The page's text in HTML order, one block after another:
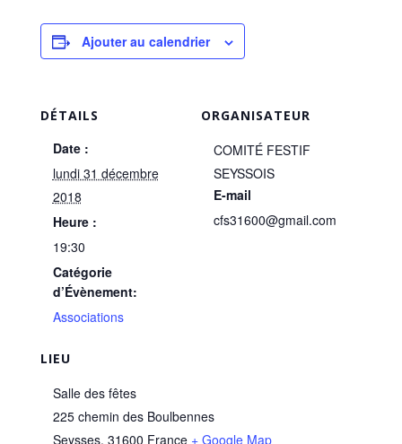
Ajouter au calendrier
DÉTAILS
Date :
lundi 31 décembre
2018
Heure :
19:30
Catégorie
d’Évènement:
Associations
LIEU
Salle des fêtes
225 chemin des Boulbennes
Seysses, 31600 France + Google Map
ORGANISATEUR
COMITÉ FESTIF
SEYSSOIS
E-mail
cfs31600@gmail.com